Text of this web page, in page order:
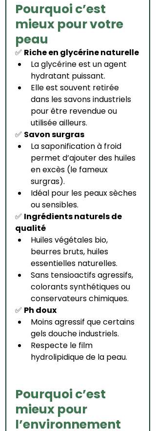
Pourquoi c’est
mieux pour votre
peau
✅ Riche en glycérine naturelle
La glycérine est un agent
hydratant puissant.
Elle est souvent retirée
dans les savons industriels
pour être revendue ou
utilisée ailleurs.
✅ Savon surgras
La saponification à froid
permet d’ajouter des huiles
en excès (le fameux
surgras).
Idéal pour les peaux sèches
ou sensibles.
✅ Ingrédients naturels de
qualité
Huiles végétales bio,
beurres bruts, huiles
essentielles naturelles.
Sans tensioactifs agressifs,
colorants synthétiques ou
conservateurs chimiques.
✅ Ph doux
Moins agressif que certains
gels douche industriels.
Respecte le film
hydrolipidique de la peau.
Pourquoi c’est
mieux pour
l’environnement